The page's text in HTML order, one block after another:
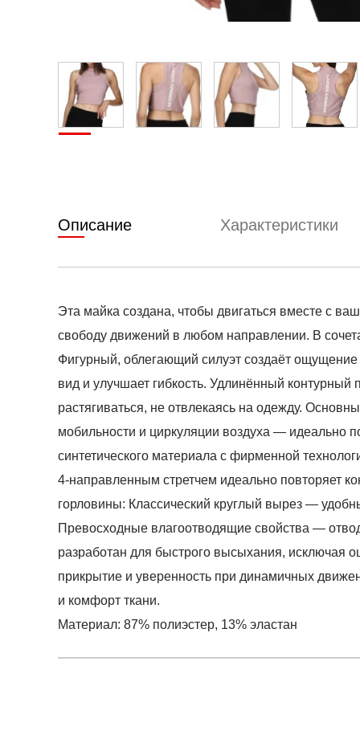
Описание Характеристики
Эта майка создана, чтобы двигаться вместе с
свободу движений в любом направлении. В
Фигурный, облегающий силуэт создаёт
вид и улучшает гибкость. Удлинённый
растягиваться, не отвлекаясь на одежду.
мобильности и циркуляции воздуха — идеально
синтетического материала с фирменной
4-направленным стретчем идеально повторяет
горловины: Классический круглый вырез —
Превосходные влагоотводящие свойства —
разработан для быстрого высыхания, исключая
прикрытие и уверенность при динамичных
и комфорт ткани.
Материал: 87% полиэстер, 13% эластан